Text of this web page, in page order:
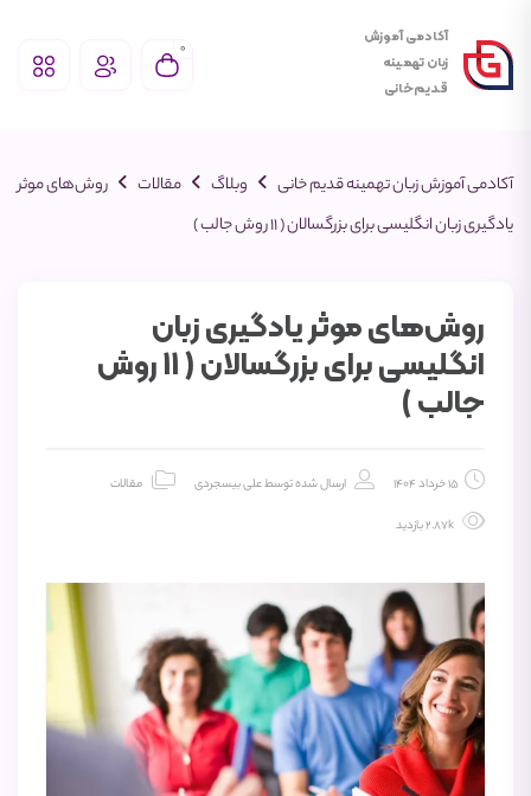
آکادمی آموزش
زبان تهمـینه
قـدیم‌خانی
0
آکادمی آموزش زبان تهمینه قدیم خانی وبلاگ مقالات
روش‌های موثر
یادگیری زبان انگلیسی برای بزرگسالان ( 11 روش جالب )
روش‌های موثر یادگیری زبان
انگلیسی برای بزرگسالان ( 11 روش
جالب )
15 خرداد 1404 ارسال شده توسطعلی بیسجردی مقالات